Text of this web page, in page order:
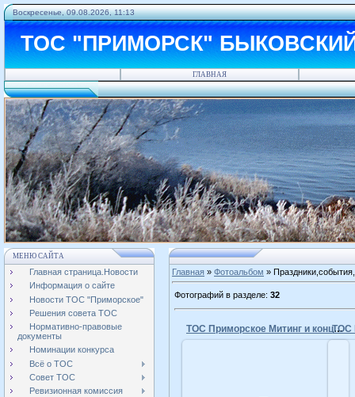
Воскресенье, 09.08.2026, 11:13
ТОС "ПРИМОРСК"
ГЛАВНАЯ
МЕНЮ САЙТА
Главная страница.Новости
Информация о сайте
Новости ТОС "Приморское"
Решения совета ТОС
Нормативно-правовые
документы
Номинации конкурса
Всё о ТОС
Совет ТОС
Ревизионная комиссия
Главная » Фотоальбом »
Фотографий в разделе: 32
ТОС Приморское Митинг и концерт 9 мая 2015 год